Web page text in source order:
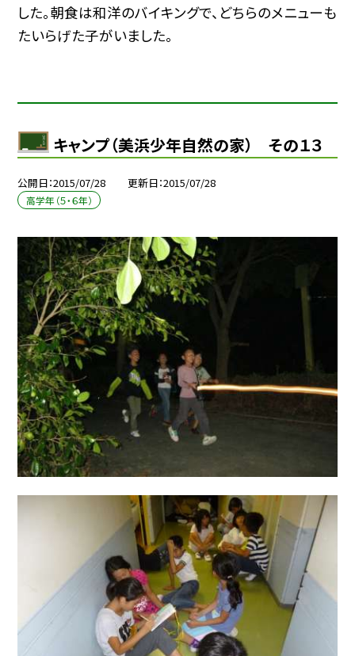
した。朝食は和洋のバイキングで、どちらのメニューも
たいらげた子がいました。
キャンプ（美浜少年自然の家） その１３
公開日 2015/07/28 更新日 2015/07/28
高学年（５・６年）